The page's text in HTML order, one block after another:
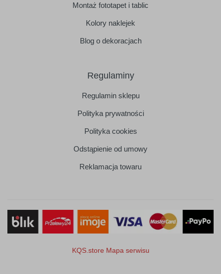
Montaż fototapet i tablic
Kolory naklejek
Blog o dekoracjach
Regulaminy
Regulamin sklepu
Polityka prywatności
Polityka cookies
Odstąpienie od umowy
Reklamacja towaru
KQS.store Mapa serwisu